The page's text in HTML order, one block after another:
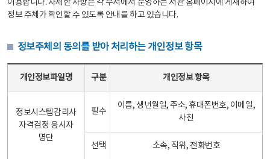
이용합니다. 자세한 사항은 각 부서에서 운영하는 서관 홈페이지에 게재하여
정보 주체가 확인할 수 있도록 안내를 하고 있습니다.
정보주체의 동의를 받아 처리하는 개인정보 항목
개인정보파일명 구분 개인정보 항목
정보시스템감리사
자격검정 응시자
명단
필수
이름, 생년월일, 주소, 휴대폰번호, 이메일,
사진
선택 소속, 직위, 전화번호